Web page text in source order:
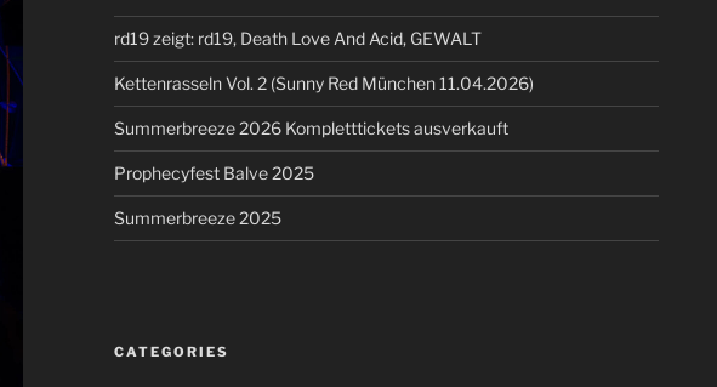
rd19 zeigt: rd19, Death Love And Acid, GEWALT
Kettenrasseln Vol. 2 (Sunny Red München 11.04.2026)
Summerbreeze 2026 Kompletttickets ausverkauft
Prophecyfest Balve 2025
Summerbreeze 2025
CATEGORIES